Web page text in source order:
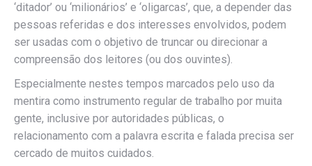
‘ditador’ ou ‘milionários’ e ‘oligarcas’, que, a depender das
pessoas referidas e dos interesses envolvidos, podem
ser usadas com o objetivo de truncar ou direcionar a
compreensão dos leitores (ou dos ouvintes).
Especialmente nestes tempos marcados pelo uso da
mentira como instrumento regular de trabalho por muita
gente, inclusive por autoridades públicas, o
relacionamento com a palavra escrita e falada precisa ser
cercado de muitos cuidados.